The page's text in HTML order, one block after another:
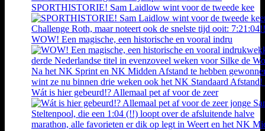
SPORTHISTORIE! Sam Laidlow wint voor de tweede kee
WOW! Een magische, een historische en vooral indru
Wát is hier gebeurd!? Allemaal pet af voor de zeer